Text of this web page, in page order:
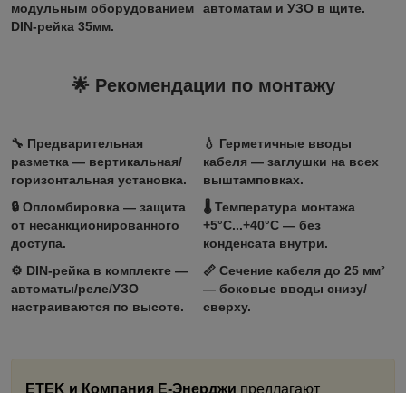
модульным оборудованием
DIN-рейка 35мм.
автоматам и УЗО в щите.
🌟 Рекомендации по монтажу
🔧 Предварительная
разметка — вертикальная/
горизонтальная установка.
💧 Герметичные вводы
кабеля — заглушки на всех
выштамповках.
🔒 Опломбировка — защита
от несанкционированного
доступа.
🌡️ Температура монтажа
+5°C...+40°C — без
конденсата внутри.
⚙️ DIN-рейка в комплекте —
автоматы/реле/УЗО
настраиваются по высоте.
📏 Сечение кабеля до 25 мм²
— боковые вводы снизу/
сверху.
ETEK и Компания Е-Энерджи предлагают